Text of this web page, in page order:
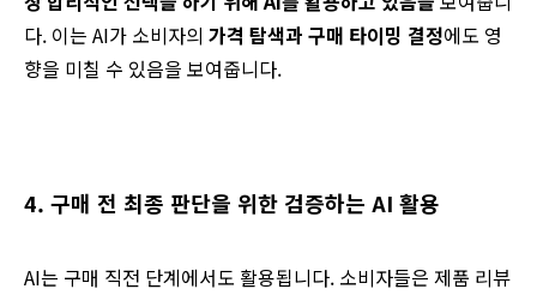
다. 이는 AI가 소비자의 가격 탐색과 구매 타이밍 결정에도 영
향을 미칠 수 있음을 보여줍니다.
4. 구매 전 최종 판단을 위한 검증하는 AI 활용
AI는 구매 직전 단계에서도 활용됩니다. 소비자들은 제품 리뷰